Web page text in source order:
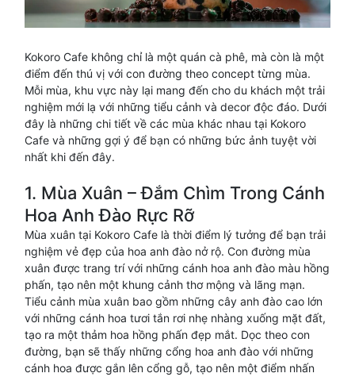
Kokoro Cafe không chỉ là một quán cà phê, mà còn là một
điểm đến thú vị với con đường theo concept từng mùa.
Mỗi mùa, khu vực này lại mang đến cho du khách một trải
nghiệm mới lạ với những tiểu cảnh và decor độc đáo. Dưới
đây là những chi tiết về các mùa khác nhau tại Kokoro
Cafe và những gợi ý để bạn có những bức ảnh tuyệt vời
nhất khi đến đây.
1. Mùa Xuân – Đắm Chìm Trong Cánh
Hoa Anh Đào Rực Rỡ
Mùa xuân tại Kokoro Cafe là thời điểm lý tưởng để bạn trải
nghiệm vẻ đẹp của hoa anh đào nở rộ. Con đường mùa
xuân được trang trí với những cánh hoa anh đào màu hồng
phấn, tạo nên một khung cảnh thơ mộng và lãng mạn.
Tiểu cảnh mùa xuân bao gồm những cây anh đào cao lớn
với những cánh hoa tươi tắn rơi nhẹ nhàng xuống mặt đất,
tạo ra một thảm hoa hồng phấn đẹp mắt. Dọc theo con
đường, bạn sẽ thấy những cổng hoa anh đào với những
cánh hoa được gắn lên cổng gỗ, tạo nên một điểm nhấn